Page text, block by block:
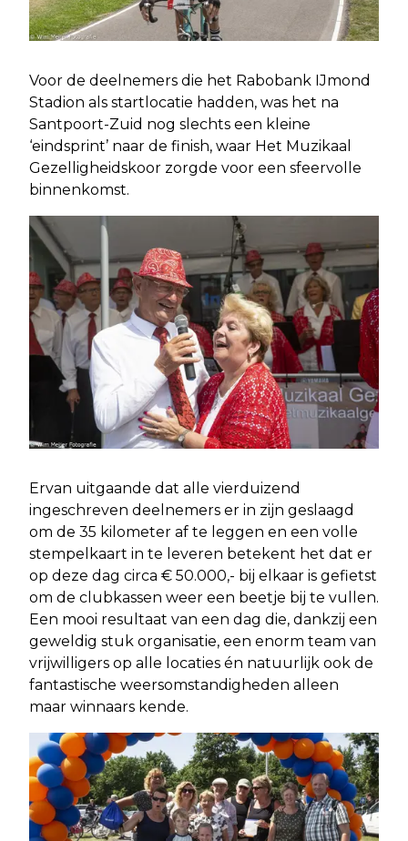
Voor de deelnemers die het Rabobank IJmond
Stadion als startlocatie hadden, was het na
Santpoort-Zuid nog slechts een kleine
‘eindsprint’ naar de finish, waar Het Muzikaal
Gezelligheidskoor zorgde voor een sfeervolle
binnenkomst.
Ervan uitgaande dat alle vierduizend
ingeschreven deelnemers er in zijn geslaagd
om de 35 kilometer af te leggen en een volle
stempelkaart in te leveren betekent het dat er
op deze dag circa € 50.000,- bij elkaar is gefietst
om de clubkassen weer een beetje bij te vullen.
Een mooi resultaat van een dag die, dankzij een
geweldig stuk organisatie, een enorm team van
vrijwilligers op alle locaties én natuurlijk ook de
fantastische weersomstandigheden alleen
maar winnaars kende.